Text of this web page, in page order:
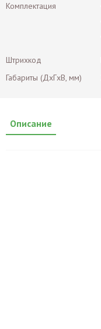
Комплектация
Штрихкод
Габариты (ДxГxВ, мм)
Описание